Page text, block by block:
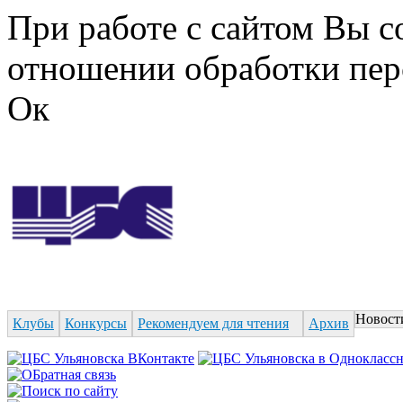
Перейти к основному содержанию
При работе с сайтом Вы
отношении обработки
Ок
Клубы Конкурсы Рекомендуем для чтения Архив
Форма поиска